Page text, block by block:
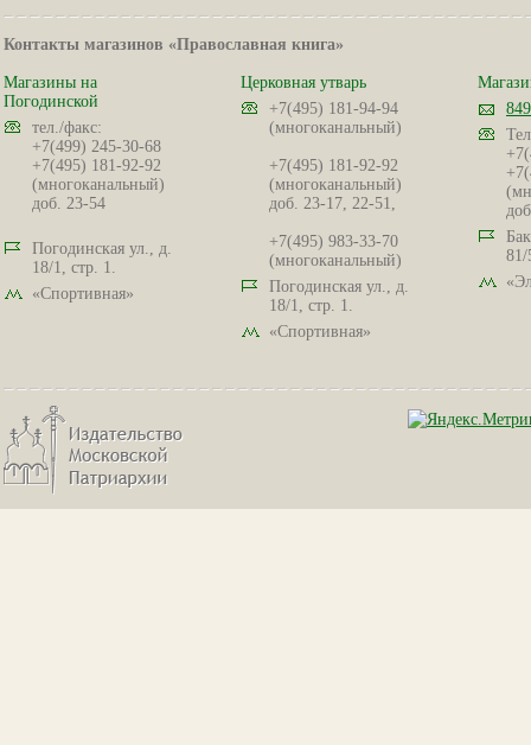
Контакты магазинов «Православная книга»
Магазины на
Погодинской
тел./факс:
+7(499) 245-30-68
+7(495) 181-92-92
(многоканальный)
доб. 23-54
Погодинская ул., д.
18/1, стр. 1.
«Спортивная»
Церковная утварь
+7(495) 181-94-94
(многоканальный)
+7(495) 181-92-92
(многоканальный)
доб. 23-17, 22-51,
+7(495) 983-33-70
(многоканальный)
Погодинская ул., д.
18/1, стр. 1.
«Спортивная»
81/